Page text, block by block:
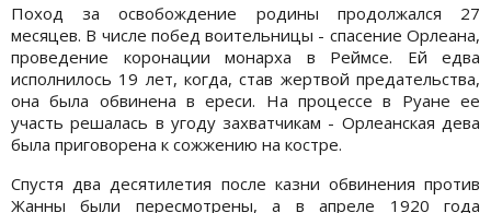
Поход за освобождение родины продолжался 27
месяцев. В числе побед воительницы - спасение Орлеана,
проведение коронации монарха в Реймсе. Ей едва
исполнилось 19 лет, когда, став жертвой предательства,
она была обвинена в ереси. На процессе в Руане ее
участь решалась в угоду захватчикам - Орлеанская дева
была приговорена к сожжению на костре.
Спустя два десятилетия после казни обвинения против
Жанны были пересмотрены, а в апреле 1920 года